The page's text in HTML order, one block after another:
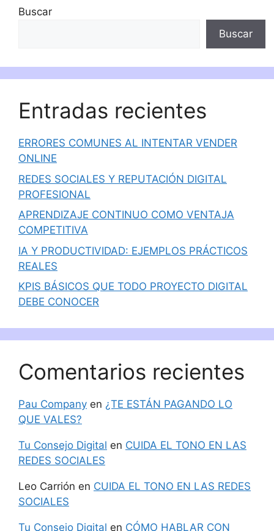
Buscar
Buscar
Entradas recientes
ERRORES COMUNES AL INTENTAR VENDER
ONLINE
REDES SOCIALES Y REPUTACIÓN DIGITAL
PROFESIONAL
APRENDIZAJE CONTINUO COMO VENTAJA
COMPETITIVA
IA Y PRODUCTIVIDAD: EJEMPLOS PRÁCTICOS
REALES
KPIS BÁSICOS QUE TODO PROYECTO DIGITAL
DEBE CONOCER
Comentarios recientes
Pau Company en ¿TE ESTÁN PAGANDO LO
QUE VALES?
Tu Consejo Digital en CUIDA EL TONO EN LAS
REDES SOCIALES
Leo Carrión en CUIDA EL TONO EN LAS REDES
SOCIALES
Tu Consejo Digital en CÓMO HABLAR CON